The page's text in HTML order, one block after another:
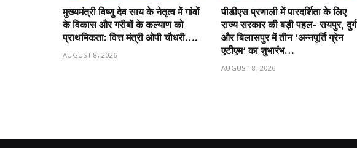
मुख्यमंत्री विष्णु देव साय के नेतृत्व में गांवों
के विकास और गरीबों के कल्याण को
प्राथमिकता: वित्त मंत्री ओपी चौधरी….
AUGUST 8, 2026
पीडीएस प्रणाली में पारदर्शिता के लिए
राज्य सरकार की बड़ी पहल- रायपुर, दुर्ग
और बिलासपुर में तीन ‘अन्नपूर्ति ग्रेन
एटीएम‘ का शुभारंभ…
AUGUST 8, 2026